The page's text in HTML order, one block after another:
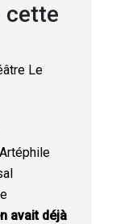
cette
Le
avait déjà